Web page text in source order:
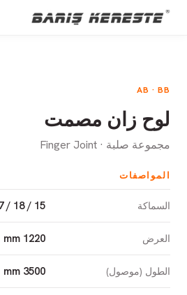
AB · BB
لوح زان مصمت
مجموعة صلبة · Finger Joint
المواصفات
السماكة 15 / 18 / 27 / 30 / 40 mm
العرض 1220 mm
الطول (موصول) 3500 mm